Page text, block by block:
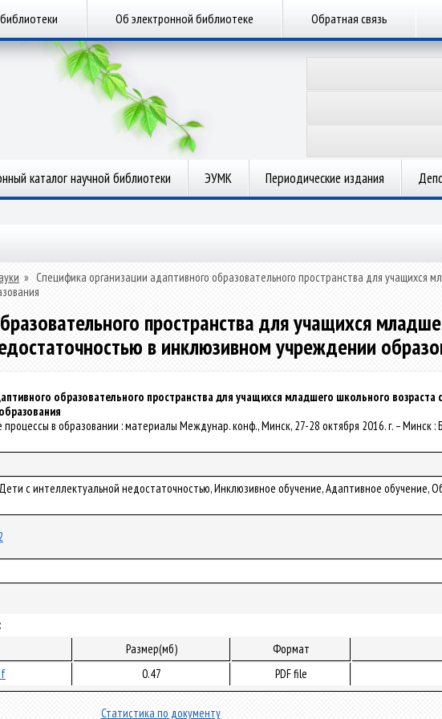
Об электронной библиотеке Обратная связь
каталог научной библиотеки ЭУМК Периодические издания
» Специфика организации адаптивного образовательного пространства для учащихся
пространства для учащихся
в инклюзивном учреждении
образовательного пространства для учащихся младшего школьного возраста
в образовании : материалы Междунар. конф., Минск, 27-28 октября 2016. г. – Минск :
с интеллектуальной недостаточностью, Инклюзивное обучение, Адаптивное обучение,
Размер(мб)
Формат
0.47 PDF file
Статистика по документу